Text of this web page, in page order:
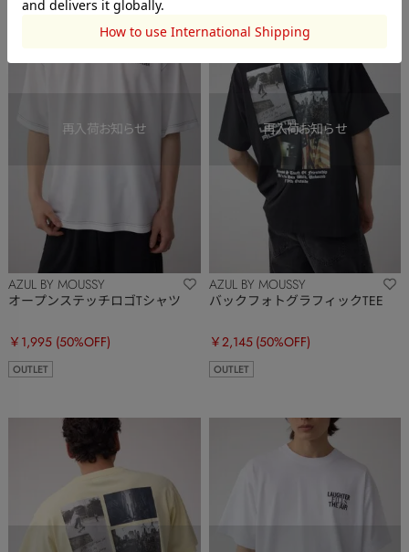
AZUL BY MOUSSY
オープンステッチロゴTシャツ
￥1,995 (50%OFF)
OUTLET
AZUL BY MOUSSY
バックフォトグラフィックTEE
￥2,145 (50%OFF)
OUTLET